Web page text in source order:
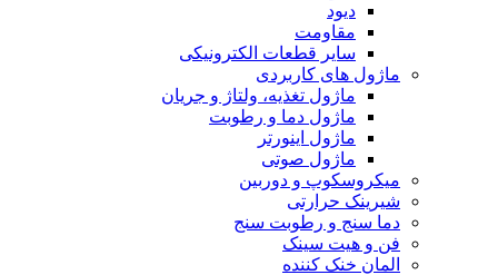
دیود
مقاومت
سایر قطعات الکترونیکی
ماژول های کاربردی
ماژول تغذیه، ولتاژ و جریان
ماژول دما و رطوبت
ماژول اینورتر
ماژول صوتی
میکروسکوپ و دوربین
شیرینک حرارتی
دما سنج و رطوبت سنج
فن و هیت سینک
المان خنک کننده